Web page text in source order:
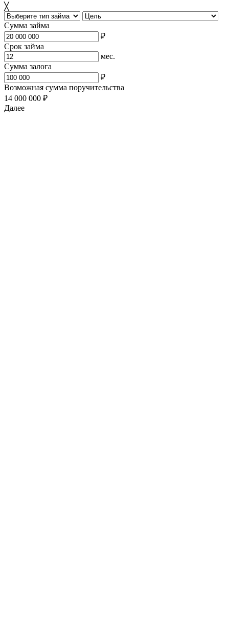
╳
Сумма займа
₽
Срок займа
мес.
Сумма залога
₽
Возможная сумма поручительства
14 000 000 ₽
Далее